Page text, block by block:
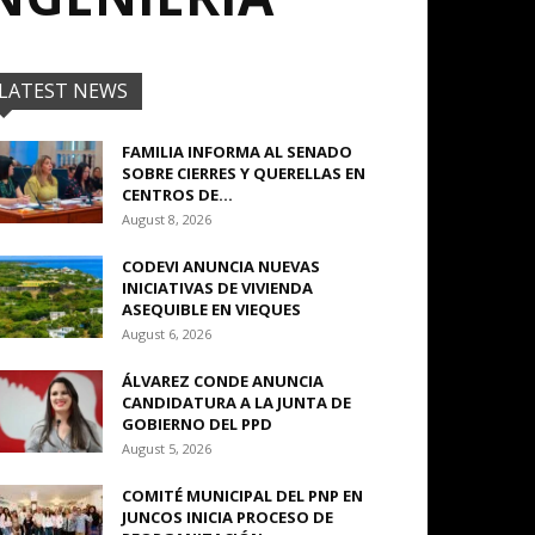
NEWS
FAMILIA INFORMA AL SENADO
SOBRE CIERRES Y QUERELLAS EN
CENTROS DE...
August 8, 2026
CODEVI ANUNCIA NUEVAS
INICIATIVAS DE VIVIENDA
ASEQUIBLE EN VIEQUES
August 6, 2026
ÁLVAREZ CONDE ANUNCIA
CANDIDATURA A LA JUNTA DE
GOBIERNO DEL PPD
August 5, 2026
COMITÉ MUNICIPAL DEL PNP EN
JUNCOS INICIA PROCESO DE